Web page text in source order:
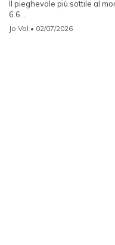
Il pieghevole più sottile al
6.6...
Jo Val • 02/07/2026